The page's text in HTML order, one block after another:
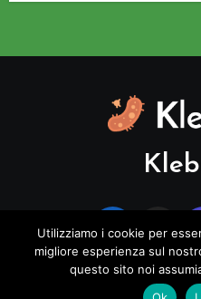
Utilizziamo i cookie per
migliore esperienza sul
questo sito noi